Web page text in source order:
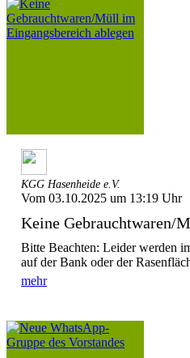
KGG Hasenheide e.V.
Vom 03.10.2025 um 13:19 Uhr
Keine Gebrauchtwaren/
Bitte Beachten: Leider werden
auf der Bank oder der
mehr